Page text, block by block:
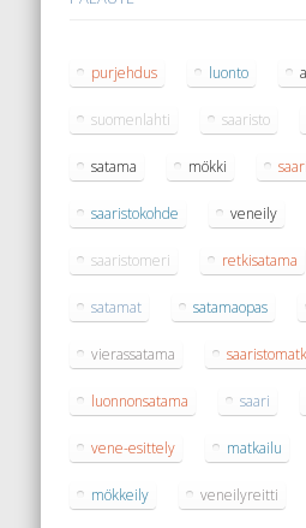
purjehdus luonto
suomenlahti saaristo
satama mökki
saaristokohde veneily
saaristomeri retkisatama
satamat satamaopas
vierassatama
luonnonsatama saari
vene-esittely matkailu
mökkeily veneilyreitti